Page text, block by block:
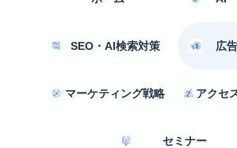
SEO・AI検索対策 広
マーケティング戦略
セミナー